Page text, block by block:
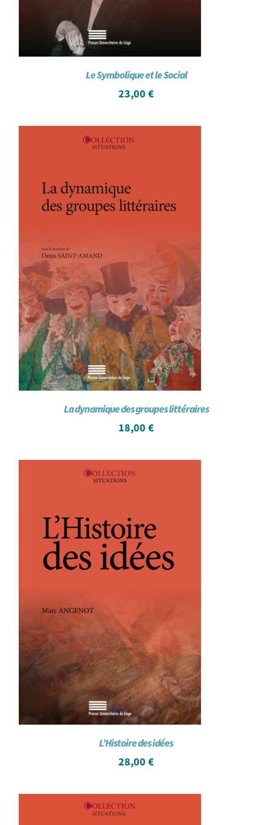
Le Symbolique et le Social
23,00 €
La dynamique des groupes littéraires
18,00 €
L’Histoire des idées
28,00 €